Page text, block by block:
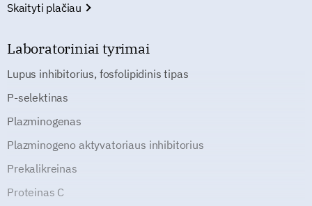
Skaityti plačiau
Laboratoriniai tyrimai
Lupus inhibitorius, fosfolipidinis tipas
P-selektinas
Plazminogenas
Plazminogeno aktyvatoriaus inhibitorius
Prekalikreinas
Proteinas C